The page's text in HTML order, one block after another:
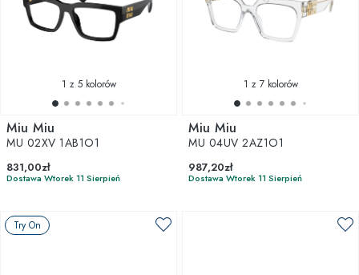
1 z 5 kolorów
Miu Miu
MU 02XV 1AB1O1
831,00zł
Dostawa Wtorek 11 Sierpień
1 z 7 kolorów
Miu Miu
MU 04UV 2AZ1O1
987,20zł
Dostawa Wtorek 11 Sierpień
Try On